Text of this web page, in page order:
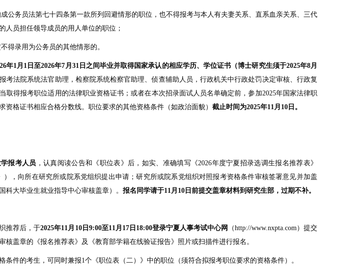
公务员法第七十四条第一款所列回避情形的职位，也不得报考与本人有夫妻关系、直系血亲关系、三代
人员担任领导成员的用人单位的职位；
得录用为公务员的其他情形的。
年1月 1 日至2026年7 月 31日之间毕业并取得国家承认的相应学历、学位证书（博士研究生须于2025年8月
考法院系统法官助理，检察院系统检察官助理、侦查辅助人员，行政机关中行政处罚决定审核、行政复
取得报考职位适用的法律职业资格证书；或者在本次招录面试人员名单确定前，参加2025年国家法律职
资格证书相应合格分数线。职位要求的其他资格条件（如政治面貌） 截止时间为2025年11月 10 日。
报考人员 ，认真阅读公告和《职位表》后，如实、准确填写《2026年度宁夏招录选调生报名推荐表》
），向所在研究所或院系党组织提出申请；研究所或院系党组织对照报考资格条件审核签署意见并加盖
科大毕业生就业指导中心审核盖章）。 报名同学请于11月 10 日前提交盖章材料到研究生部，过期不补。
推荐后，于2025年11月 10日 9:00至11月 17日 18:00登录宁夏人事考试中心网
（http://www.nxpta.com）提交
核盖章的《报名推荐表》及《教育部学籍在线验证报告》照片或扫描件进行报名。
条件的考生，可同时兼报1个《职位表（二）》中的职位（须符合拟报考职位要求的资格条件）。